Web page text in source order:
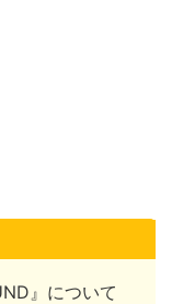
』について